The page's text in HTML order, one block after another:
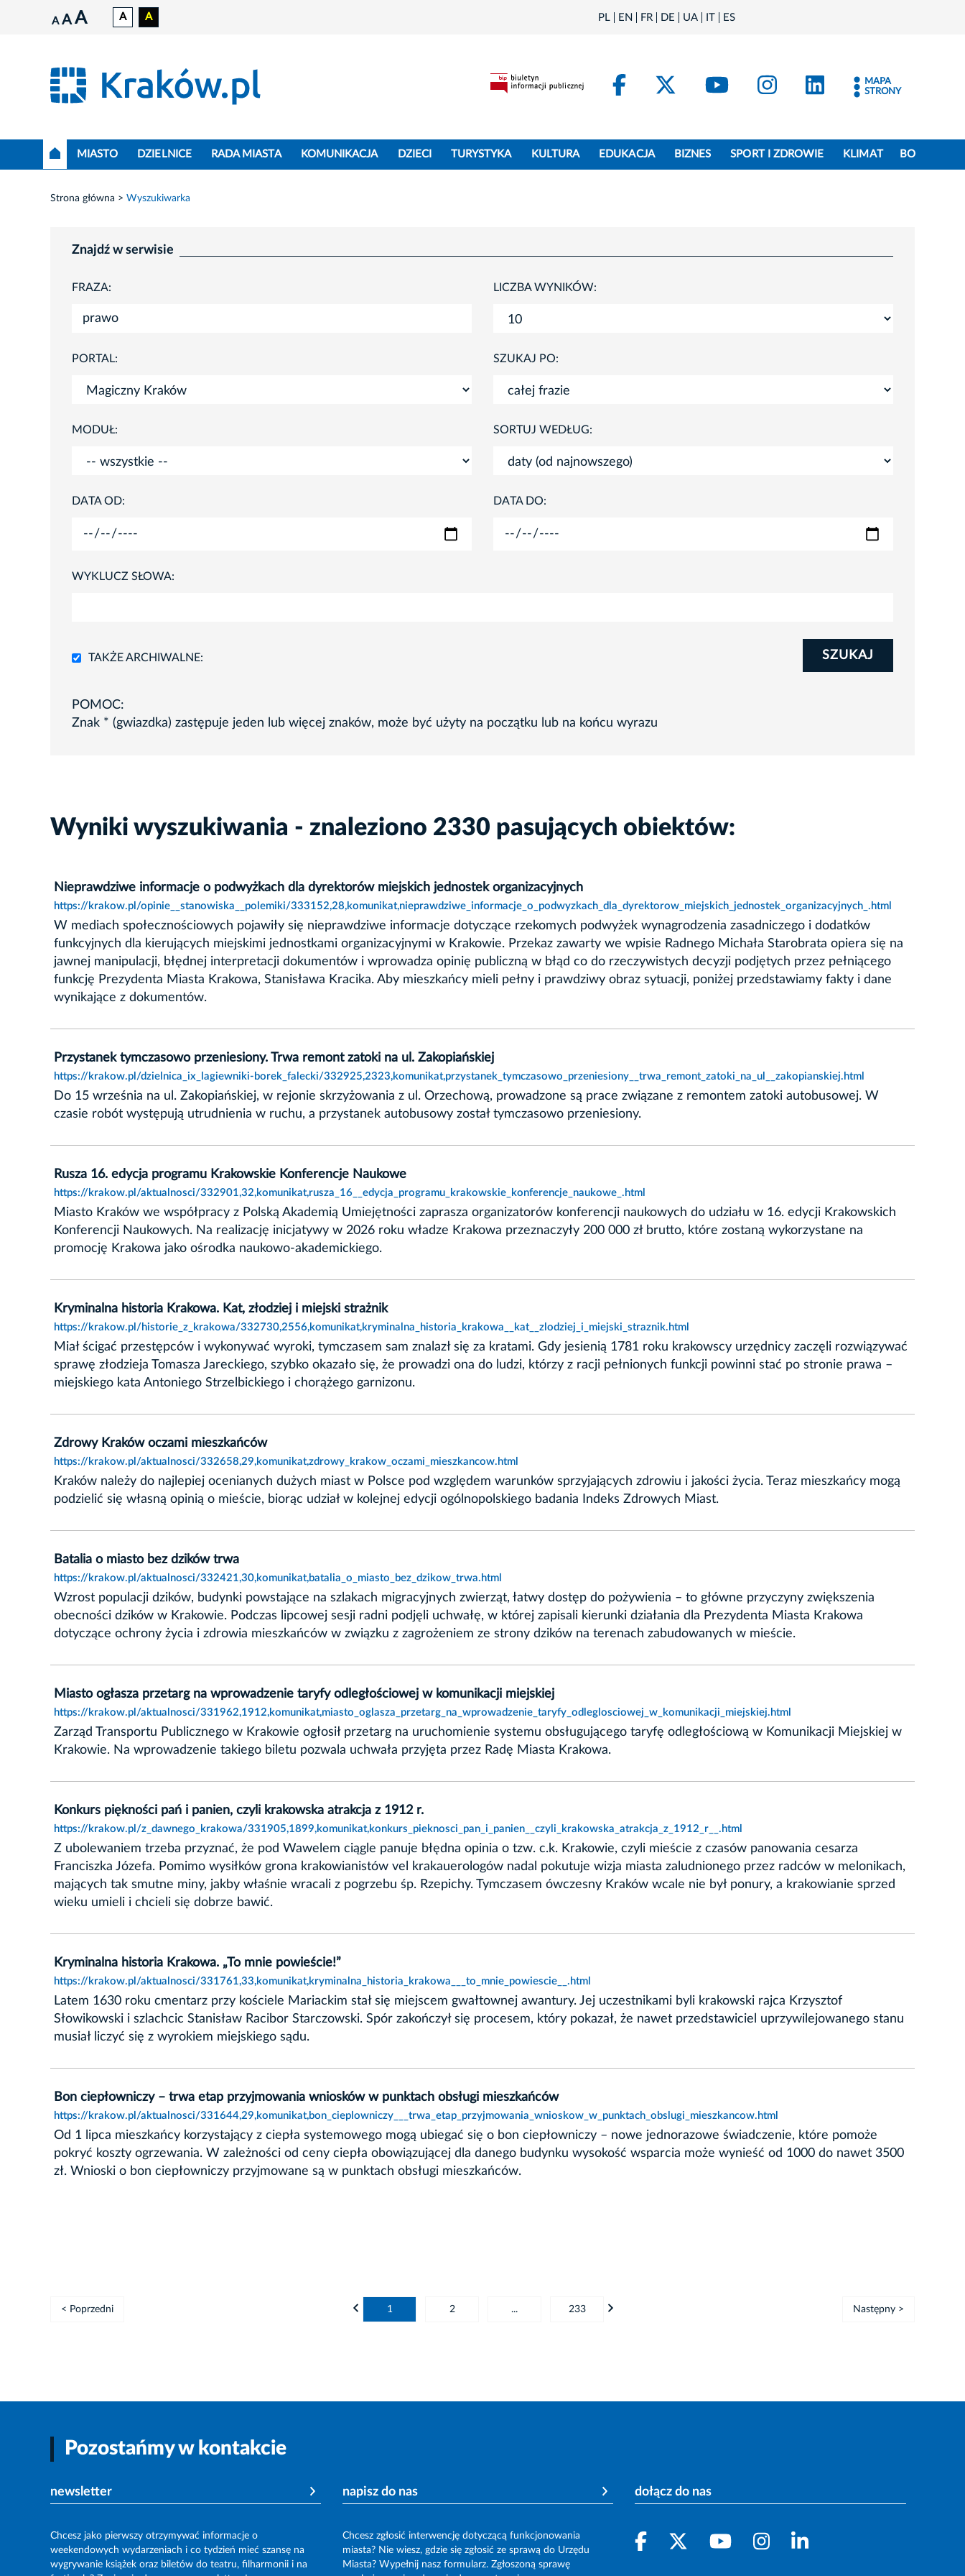
A A A A A PL EN FR DE UA IT ES
FacebookKraków - X
Kraków - YouTube
Kraków - Instagram
Kraków -
MAPA
STRONY
MIASTO DZIELNICE RADA MIASTA KOMUNIKACJA DZIECI TURYSTYKA KULTURA EDUKACJA BIZNES SPORT I ZDROWIE KLIMAT BO
Strona główna Wyszukiwarka
Znajdź w serwisie
FRAZA: LICZBA WYNIKÓW:
PORTAL: SZUKAJ PO:
MODUŁ: SORTUJ WEDŁUG:
DATA OD: DATA DO:
WYKLUCZ SŁOWA:
TAKŻE ARCHIWALNE: SZUKAJ
POMOC:
Znak * (gwiazdka) zastępuje jeden lub więcej znaków, może być użyty na początku lub na końcu wyrazu
Wyniki wyszukiwania - znaleziono 2330 pasujących obiektów:
Nieprawdziwe informacje o podwyżkach dla dyrektorów miejskich jednostek organizacyjnych
https://krakow.pl/opinie__stanowiska__polemiki/333152,28,komunikat,nieprawdziwe_informacje_o_podwyzkach_dla_dyrektorow_miejskich_jednostek_organizacyjnych_.html
W mediach społecznościowych pojawiły się nieprawdziwe informacje dotyczące rzekomych podwyżek wynagrodzenia zasadniczego i dodatków
funkcyjnych dla kierujących miejskimi jednostkami organizacyjnymi w Krakowie. Przekaz zawarty we wpisie Radnego Michała Starobrata opiera się na
jawnej manipulacji, błędnej interpretacji dokumentów i wprowadza opinię publiczną w błąd co do rzeczywistych decyzji podjętych przez pełniącego
funkcję Prezydenta Miasta Krakowa, Stanisława Kracika. Aby mieszkańcy mieli pełny i prawdziwy obraz sytuacji, poniżej przedstawiamy fakty i dane
wynikające z dokumentów.
Przystanek tymczasowo przeniesiony. Trwa remont zatoki na ul. Zakopiańskiej
https://krakow.pl/dzielnica_ix_lagiewniki-borek_falecki/332925,2323,komunikat,przystanek_tymczasowo_przeniesiony__trwa_remont_zatoki_na_ul__zakopianskiej.html
Do 15 września na ul. Zakopiańskiej, w rejonie skrzyżowania z ul. Orzechową, prowadzone są prace związane z remontem zatoki autobusowej. W
czasie robót występują utrudnienia w ruchu, a przystanek autobusowy został tymczasowo przeniesiony.
Rusza 16. edycja programu Krakowskie Konferencje Naukowe
https://krakow.pl/aktualnosci/332901,32,komunikat,rusza_16__edycja_programu_krakowskie_konferencje_naukowe_.html
Miasto Kraków we współpracy z Polską Akademią Umiejętności zaprasza organizatorów konferencji naukowych do udziału w 16. edycji Krakowskich
Konferencji Naukowych. Na realizację inicjatywy w 2026 roku władze Krakowa przeznaczyły 200 000 zł brutto, które zostaną wykorzystane na
promocję Krakowa jako ośrodka naukowo-akademickiego.
Kryminalna historia Krakowa. Kat, złodziej i miejski strażnik
https://krakow.pl/historie_z_krakowa/332730,2556,komunikat,kryminalna_historia_krakowa__kat__zlodziej_i_miejski_straznik.html
Miał ścigać przestępców i wykonywać wyroki, tymczasem sam znalazł się za kratami. Gdy jesienią 1781 roku krakowscy urzędnicy zaczęli rozwiązywać
sprawę złodzieja Tomasza Jareckiego, szybko okazało się, że prowadzi ona do ludzi, którzy z racji pełnionych funkcji powinni stać po stronie prawa –
miejskiego kata Antoniego Strzelbickiego i chorążego garnizonu.
Zdrowy Kraków oczami mieszkańców
https://krakow.pl/aktualnosci/332658,29,komunikat,zdrowy_krakow_oczami_mieszkancow.html
Kraków należy do najlepiej ocenianych dużych miast w Polsce pod względem warunków sprzyjających zdrowiu i jakości życia. Teraz mieszkańcy mogą
podzielić się własną opinią o mieście, biorąc udział w kolejnej edycji ogólnopolskiego badania Indeks Zdrowych Miast.
Batalia o miasto bez dzików trwa
https://krakow.pl/aktualnosci/332421,30,komunikat,batalia_o_miasto_bez_dzikow_trwa.html
Wzrost populacji dzików, budynki powstające na szlakach migracyjnych zwierząt, łatwy dostęp do pożywienia – to główne przyczyny zwiększenia
obecności dzików w Krakowie. Podczas lipcowej sesji radni podjęli uchwałę, w której zapisali kierunki działania dla Prezydenta Miasta Krakowa
dotyczące ochrony życia i zdrowia mieszkańców w związku z zagrożeniem ze strony dzików na terenach zabudowanych w mieście.
Miasto ogłasza przetarg na wprowadzenie taryfy odległościowej w komunikacji miejskiej
https://krakow.pl/aktualnosci/331962,1912,komunikat,miasto_oglasza_przetarg_na_wprowadzenie_taryfy_odleglosciowej_w_komunikacji_miejskiej.html
Zarząd Transportu Publicznego w Krakowie ogłosił przetarg na uruchomienie systemu obsługującego taryfę odległościową w Komunikacji Miejskiej w
Krakowie. Na wprowadzenie takiego biletu pozwala uchwała przyjęta przez Radę Miasta Krakowa.
Konkurs piękności pań i panien, czyli krakowska atrakcja z 1912 r.
https://krakow.pl/z_dawnego_krakowa/331905,1899,komunikat,konkurs_pieknosci_pan_i_panien__czyli_krakowska_atrakcja_z_1912_r__.html
Z ubolewaniem trzeba przyznać, że pod Wawelem ciągle panuje błędna opinia o tzw. c.k. Krakowie, czyli mieście z czasów panowania cesarza
Franciszka Józefa. Pomimo wysiłków grona krakowianistów vel krakauerologów nadal pokutuje wizja miasta zaludnionego przez radców w melonikach,
mających tak smutne miny, jakby właśnie wracali z pogrzebu śp. Rzepichy. Tymczasem ówczesny Kraków wcale nie był ponury, a krakowianie sprzed
wieku umieli i chcieli się dobrze bawić.
Kryminalna historia Krakowa. „To mnie powieście!”
https://krakow.pl/aktualnosci/331761,33,komunikat,kryminalna_historia_krakowa___to_mnie_powiescie__.html
Latem 1630 roku cmentarz przy kościele Mariackim stał się miejscem gwałtownej awantury. Jej uczestnikami byli krakowski rajca Krzysztof
Słowikowski i szlachcic Stanisław Racibor Starczowski. Spór zakończył się procesem, który pokazał, że nawet przedstawiciel uprzywilejowanego stanu
musiał liczyć się z wyrokiem miejskiego sądu.
Bon ciepłowniczy – trwa etap przyjmowania wniosków w punktach obsługi mieszkańców
https://krakow.pl/aktualnosci/331644,29,komunikat,bon_cieplowniczy___trwa_etap_przyjmowania_wnioskow_w_punktach_obslugi_mieszkancow.html
Od 1 lipca mieszkańcy korzystający z ciepła systemowego mogą ubiegać się o bon ciepłowniczy – nowe jednorazowe świadczenie, które pomoże
pokryć koszty ogrzewania. W zależności od ceny ciepła obowiązującej dla danego budynku wysokość wsparcia może wynieść od 1000 do nawet 3500
zł. Wnioski o bon ciepłowniczy przyjmowane są w punktach obsługi mieszkańców.
< Poprzedni 1 2 ... 233 Następny >
Pozostańmy w kontakcie
newsletter
Chcesz jako pierwszy otrzymywać informacje o
weekendowych wydarzeniach i co tydzień mieć szansę na
wygrywanie książek oraz biletów do teatru, filharmonii i na
napisz do nas
Chcesz zgłosić interwencję dotyczącą funkcjonowania
miasta? Nie wiesz, gdzie się zgłosić ze sprawą do Urzędu
Miasta? Wypełnij nasz formularz. Zgłoszoną sprawę
dołącz do nas